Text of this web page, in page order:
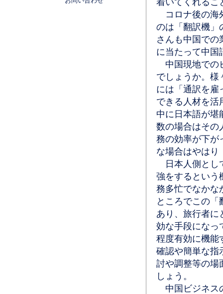
コロナ後の海
のは「翻訳機」
さんも中国での
に当たって中国
中国現地での
でしょうか。様
には「通訳を雇
できる人材を活
中に日本語が堪
数の場合はその
務の効率が下が
な場合はやはり
日本人側とし
強をするという
務多忙でなかな
ところでこの
あり、旅行者に
効な手段になっ
程度有効に機能
確認や簡単な指
討や調整等の場
しょう。
中国ビジネス